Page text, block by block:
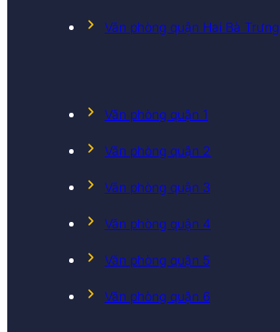
Văn phòng quận Hai Bà Trưng
Văn phòng quận 1
Văn phòng quận 2
Văn phòng quận 3
Văn phòng quận 4
Văn phòng quận 5
Văn phòng quận 6